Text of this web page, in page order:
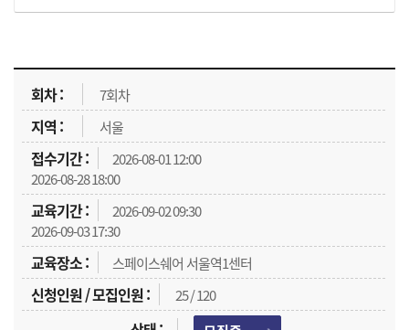
교육신청 목록을 나타낸 표로 회차, 지역, 접수기간, 교육기간, 교육장소, 신청인원/모집인원, 상태로 나뉘어 설명합니다.
7회차
서울
2026-08-01 12:00
2026-08-28 18:00
2026-09-02 09:30
2026-09-03 17:30
스페이스쉐어 서울역1센터
25 / 120